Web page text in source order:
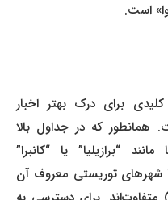
است.
برای درک بهتر اخبار
که در جداول بالا
“برازیلیا” یا “کانبرا”
توریستی معروف آن